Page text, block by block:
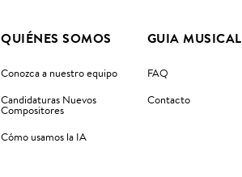
QUIÉNES SOMOS
Conozca a nuestro equipo
Candidaturas Nuevos
Compositores
Cómo usamos la IA
GUIA MUSICAL
FAQ
Contacto